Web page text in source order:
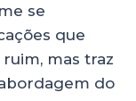
se
que
mas traz
do